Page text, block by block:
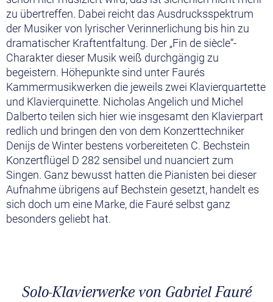
zu übertreffen. Dabei reicht das Ausdrucksspektrum
der Musiker von lyrischer Verinnerlichung bis hin zu
dramatischer Kraftentfaltung. Der „Fin de siècle“-
Charakter dieser Musik weiß durchgängig zu
begeistern. Höhepunkte sind unter Faurés
Kammermusikwerken die jeweils zwei Klavierquartette
und Klavierquinette. Nicholas Angelich und Michel
Dalberto teilen sich hier wie insgesamt den Klavierpart
redlich und bringen den von dem Konzerttechniker
Denijs de Winter bestens vorbereiteten C. Bechstein
Konzertflügel D 282 sensibel und nuanciert zum
Singen. Ganz bewusst hatten die Pianisten bei dieser
Aufnahme übrigens auf Bechstein gesetzt, handelt es
sich doch um eine Marke, die Fauré selbst ganz
besonders geliebt hat.
Solo-Klavierwerke von Gabriel Fauré